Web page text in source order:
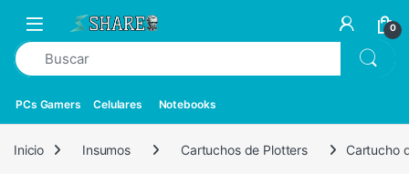
0
PCs Gamers Celulares Notebooks
Inicio Insumos Cartuchos de Plotters Cartucho